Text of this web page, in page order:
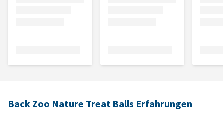
Back Zoo Nature Treat Balls Erfahrungen